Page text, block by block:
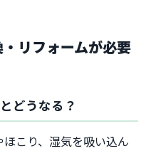
リフォームが必要
どうなる？
こり、湿気を吸い込ん